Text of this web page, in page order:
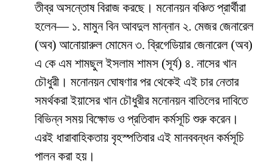
তীব্র অসন্তোষ বিরাজ করছে। মনোনয়ন বঞ্চিত প্রার্থীরা
হলেন— ১. মামুন বিন আবদুল মান্নান ২. মেজর জেনারেল
(অব) আনোয়ারুল মোমেন ৩. ব্রিগেডিয়ার জেনারেল (অব)
এ কে এম শামছুল ইসলাম শামস (সূর্য) ৪. নাসের খান
চৌধুরী। মনোনয়ন ঘোষণার পর থেকেই এই চার নেতার
সমর্থকরা ইয়াসের খান চৌধুরীর মনোনয়ন বাতিলের দাবিতে
বিভিন্ন সময় বিক্ষোভ ও প্রতিবাদ কর্মসূচি শুরু করেন।
এরই ধারাবাহিকতায় বৃহস্পতিবার এই মানববন্ধন কর্মসূচি
পালন করা হয়।